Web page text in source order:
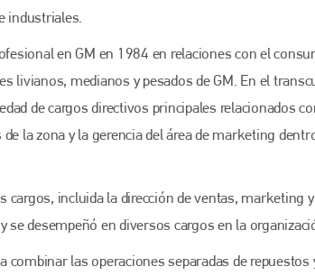
industriales.
en GM en 1984 en relaciones con el
livianos, medianos y pesados de GM. En el
de cargos directivos principales relacionados
la zona y la gerencia del área de marketing
cargos, incluida la dirección de ventas, marketing
se desempeñó en diversos cargos en la
combinar las operaciones separadas de repuestos